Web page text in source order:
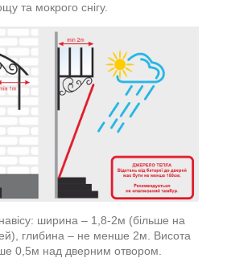
та мокрого снігу.
ширина – 1,8-2м (більше на
глибина – не менше 2м. Висота
0,5м над дверним отвором.